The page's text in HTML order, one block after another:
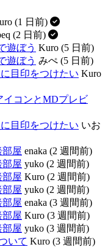
(1 日前)
(2 日前)
遊ぼう Kuro (5 日前)
遊ぼう みぺ (5 日前)
目印をつけたい Kuro
イコンとMDプレビ
目印をつけたい いお
屋 enaka (2 週間前)
屋 yuko (2 週間前)
屋 Kuro (2 週間前)
屋 yuko (2 週間前)
屋 enaka (3 週間前)
屋 Kuro (3 週間前)
屋 yuko (3 週間前)
いて Kuro (3 週間前)